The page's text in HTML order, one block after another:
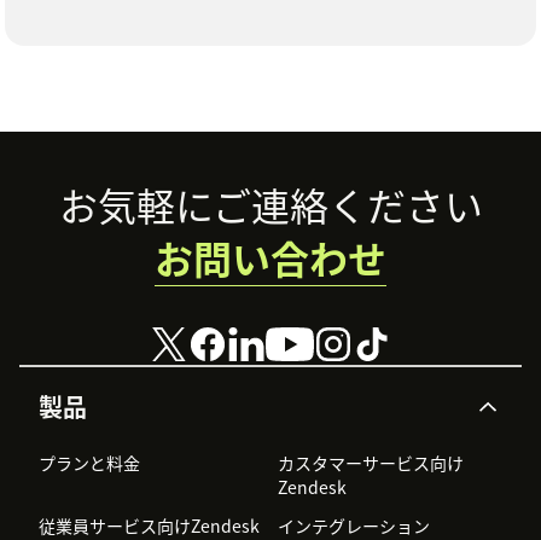
Footer
製品
プランと料金
カスタマーサービス向け
Zendesk
従業員サービス向けZendesk
インテグレーション
お気軽にご連絡ください
お問い合わせ